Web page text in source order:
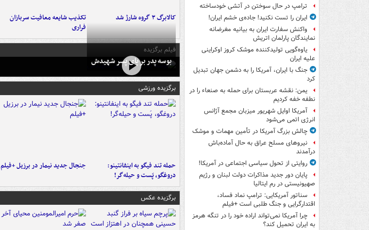
ترامپ در حال سوختن در آتشی خودساخته
ایران را تست نکنید! جاده‌ی خشم ایران!
واکنش سفارت ایران به بیانیه مغرضانه
نمایندگان پارلمان اتریش
یاوه‌گویی تولیدکننده موشک کروز اوکراینی
علیه ایران
جنگ با ایران، آمریکا را به دشمن جهان تبدیل
کرد
یمن: نقشه عربستان برای حمله به صنعاء را در
نطفه خفه کردیم
آمریکا اوایل شهریور میزبان مجمع آژانس
انرژی اتمی می‌شود
چالش بزرگ آمریکا در تأمین مهمات و موشک
نیروهای مسلح عراق به حال آماده‌باش
درآمدند
روایتی از تحول سیاسی اجتماعی در آمریکا!
پایان دور جدید مذاکرات دولت لبنان و رژیم
صهیونیستی در رم ایتالیا
سناتور آمریکایی: ترامپ نماد فساد،
اقتدارگرایی و جنگ طلبی است +فیلم
چرا آمریکا نمی‌تواند اراده خود را در تنگه هرمز
به ایران تحمیل کند؟
کالابرگ ۳ گروه شارژ شد
تکذیب شایعه معافیت سربازان
فراری
فیلم برگزیده
بوسه‌ پدر بر پای پسر شهیدش
برگزیده ورزشی
حمله تند فیگو به اینفانتینو:
دروغگو، پَست‌ و حیله‌گر!
جنجال جدید نیمار در برزیل +فیلم
برگزیده عکس